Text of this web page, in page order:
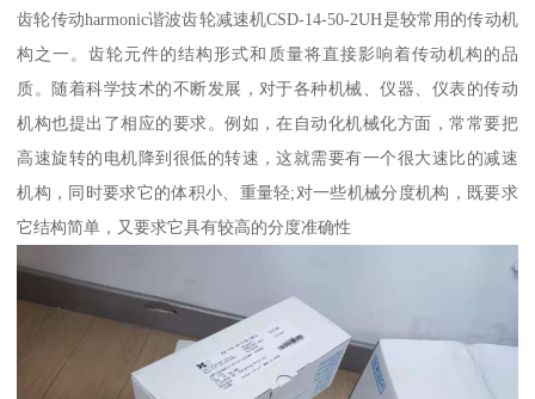
齿轮传动harmonic谐波齿轮减速机CSD-14-50-2UH是较常用的传动机
构之一。齿轮元件的结构形式和质量将直接影响着传动机构的品
质。随着科学技术的不断发展，对于各种机械、仪器、仪表的传动
机构也提出了相应的要求。例如，在自动化机械化方面，常常要把
高速旋转的电机降到很低的转速，这就需要有一个很大速比的减速
机构，同时要求它的体积小、重量轻;对一些机械分度机构，既要求
它结构简单，又要求它具有较高的分度准确性